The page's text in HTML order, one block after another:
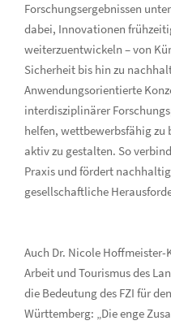
Forschungsergebnissen
dabei, Innovationen
weiterzuentwickeln – von
Sicherheit bis hin zu
Anwendungsorientierte
interdisziplinärer
helfen, wettbewerbsfähig
aktiv zu gestalten. So
Praxis und fördert
gesellschaftliche
Auch Dr. Nicole
Arbeit und Tourismus des
die Bedeutung des FZI für
Württemberg: „Die enge